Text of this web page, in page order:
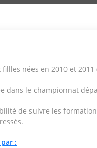
nées en 2010 et 2011
dans le championnat
de suivre les
: